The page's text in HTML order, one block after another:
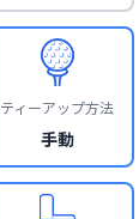
ティーアップ方法
手動